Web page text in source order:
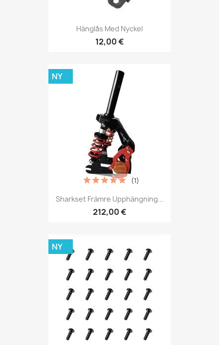
Hänglås Med Nyckel
12,00 €
Sharkset Främre Upphängning...
212,00 €
(1)
NY
NY